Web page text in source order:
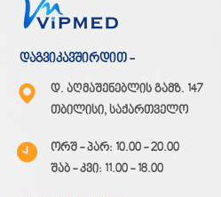
დაგვიკავშირდით -
დ. აღმაშენებლის გამზ. 147
თბილისი, საქართველო
ორშ - პარ: 10.00 - 20.00
შაბ - კვი: 11.00 - 18.00